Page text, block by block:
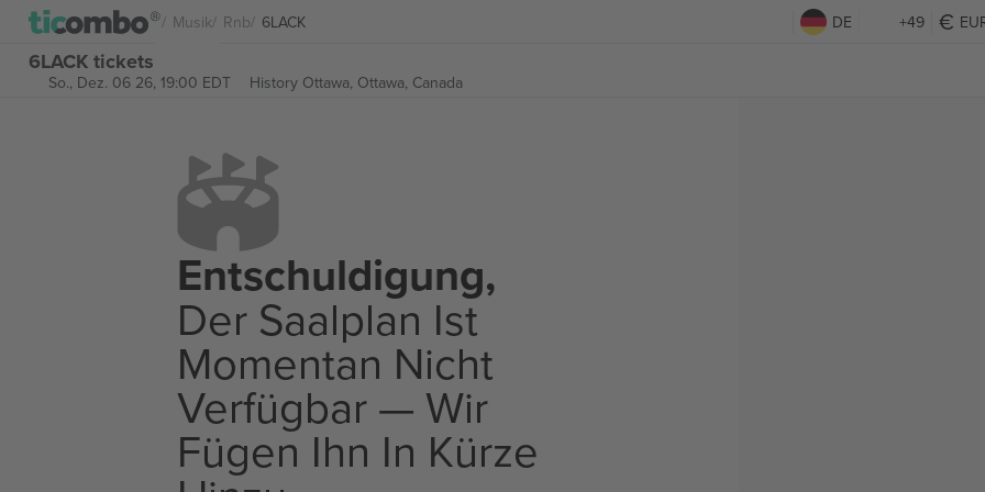
Musik Rnb 6LACK DE +49
6LACK tickets
So., Dez. 06 26, 19:00 EDT History Ottawa, Ottawa, Canada
Entschuldigung,
Der Saalplan Ist
Momentan Nicht
Verfügbar — Wir
Fügen Ihn In Kürze